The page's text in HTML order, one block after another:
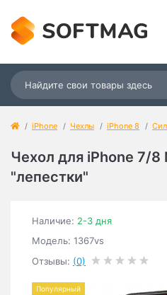
iPhone Чехлы iPhone 8
Чехол для iPhone 7/
"лепестки"
Наличие: 2-3 дня
Модель: 1367vs
Отзывы: (0)
Популярный